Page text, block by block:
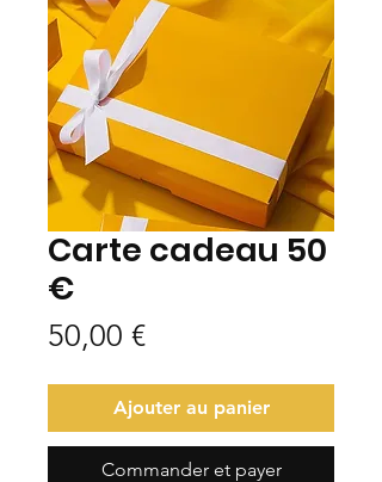
Carte cadeau 50
€
50,00 €Prix
Ajouter au panier
Commander et payer